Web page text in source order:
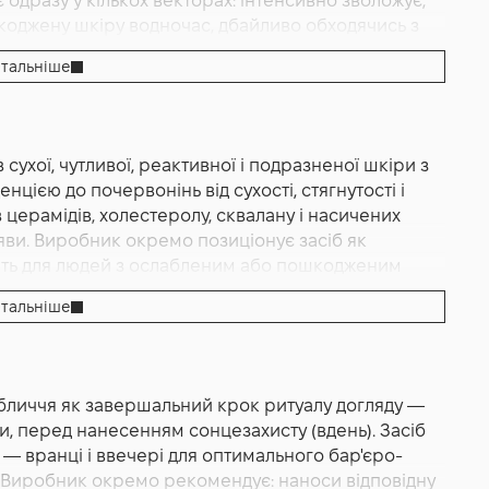
ослабленого шкірного бар'єра з насиченими
підтримуючи її захисну бар'єрну функцію.
"набір" з усіх ключових церамідів
формули: 5 типів церамідів (NP, NS, AS, AP,
бар'єра і зменшення почервоніння; холестерол
відновлення ліпідного бар'єра; сквалан
покриву; пантенол для заспокоєння і
живильний коктейль з олій (meadowfoam,
глибшої пенетрації активів; ферментний
формула без агресивних спиртів, поширених
Purito — це "повернення до основ": дбайливі,
списком активних компонентів. Назва "Purito"
"土" (земля у східних мовах), що
шкіру водночас, дбайливо обходячись з
використання шкіра відчувається помітно
дії пантенолу, гліцерину, сквалану і
— за рахунок заспокійливої дії аллантоїну,
почервоніння від сухості. Шкіра з тенденцією
спокійнішою і комфортнішою. Помітно
типове для зневодненої або пошкодженої шкіри.
Шкіра відчувається не липкою і
формули, що дозволяє використовувати крем
роботі п'яти видів церамідів і холестеролу у
Шкіра рідше реагує на агресивні
міста, кондиціоноване повітря.
шкіра краще утримує власну вологу — за
чутливої, реактивної і подразненої шкіри з
до почервонінь від сухості, стягнутості і
холестеролу, сквалану і насичених
Виробник окремо позиціонує засіб як
для людей з ослабленим або пошкодженим
реактивність, відчуття "пергаменту" —
інтенсивно відновлює природний захисний шар
людей з атопічною тенденцією шкіри у фазі
комфортний стан шкіри (після консультації
з активами (кислотами, ретинолом,
як завершальний крок ритуалу догляду —
перед нанесенням сонцезахисту (вдень). Засіб
і ввечері для оптимального бар'єро-
окремо рекомендує: наноси відповідну